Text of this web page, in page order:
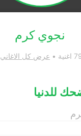
نجوي كرم
• عرض كل الاغاني
للدنيا